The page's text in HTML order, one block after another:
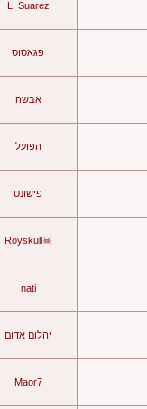
L. Suarez
פגאסוס
אבשה
הפועל
פישונט
☠Royskull
nati
יהלום אדום
Maor7